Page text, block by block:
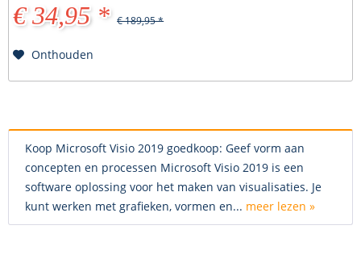
€ 34,95 * € 189,95 *
Onthouden
Koop Microsoft Visio 2019 goedkoop: Geef vorm aan
concepten en processen Microsoft Visio 2019 is een
software oplossing voor het maken van visualisaties. Je
kunt werken met grafieken, vormen en... meer lezen »